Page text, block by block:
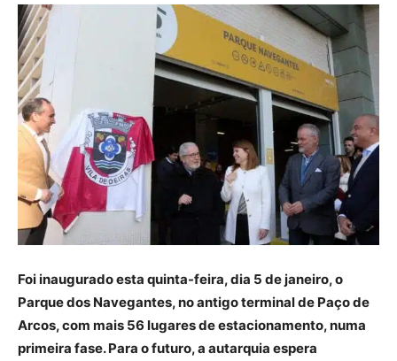
Foi inaugurado esta quinta-feira, dia 5 de janeiro, o
Parque dos Navegantes, no antigo terminal de Paço de
Arcos, com mais 56 lugares de estacionamento, numa
primeira fase. Para o futuro, a autarquia espera